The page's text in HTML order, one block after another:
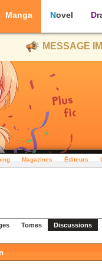
Manga Novel
MESSAGE
Magazines Éditeurs
Tomes Discussions